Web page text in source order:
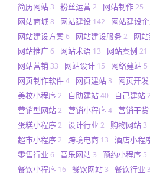
简历网站 3 粉丝运营2 网站制作25
网站商城8 网站建设 142 网站建设
网站建设方案6 网站建设服务2 网
网站推广6 网站术语 13 网站案例 21
网站营销 33 网站设计 15 网络建站 5
网页制作软件4 网页建站 3 网页开发
美妆小程序2 自助建站40 自己建站2
营销型网站2 营销小程序4 营销干货
蛋糕小程序2 设计行业 2 购物网站 3
超市小程序2 跨境电商 13 酒店小程
零售行业 6 音乐网站 3 预约小程序 5
餐饮小程序 16 餐饮网站 3 餐饮行业 3